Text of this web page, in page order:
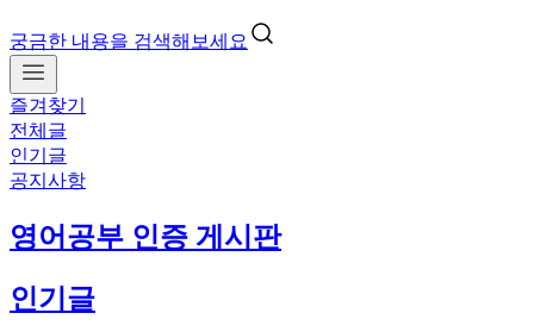
궁금한 내용을 검색해보세요
즐겨찾기
전체글
인기글
공지사항
영어공부 인증 게시판
인기글